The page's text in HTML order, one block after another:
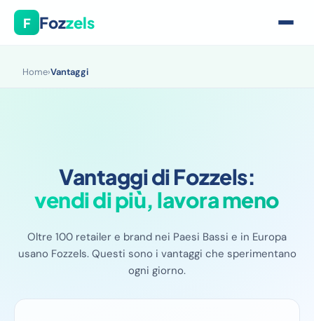
F Fozzels
Home›Vantaggi
Vantaggi di Fozzels:
vendi di più, lavora meno
Oltre 100 retailer e brand nei Paesi Bassi e in Europa
usano Fozzels. Questi sono i vantaggi che sperimentano
ogni giorno.